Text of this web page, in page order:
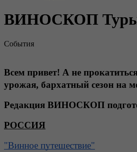
ВИНОСКОП Туры
События
Всем привет! А не
урожая, бархатный сезон на
Редакция ВИНОСКОП
РОССИЯ
"Винное путешествие"